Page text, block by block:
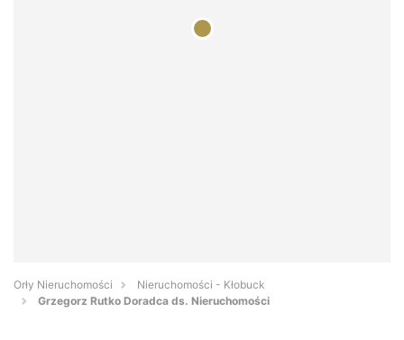
Orły Nieruchomości
Nieruchomości - Kłobuck
Grzegorz Rutko Doradca ds. Nieruchomości